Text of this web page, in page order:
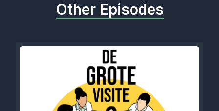
Other Episodes